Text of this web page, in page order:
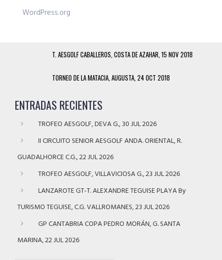
WordPress.org
T. AESGOLF CABALLEROS, COSTA DE AZAHAR, 15 NOV 2018
TORNEO DE LA MATACIA, AUGUSTA, 24 OCT 2018
ENTRADAS RECIENTES
TROFEO AESGOLF, DEVA G., 30 JUL 2026
II CIRCUITO SENIOR AESGOLF ANDA. ORIENTAL, R.
GUADALHORCE C.G., 22 JUL 2026
TROFEO AESGOLF, VILLAVICIOSA G., 23 JUL 2026
LANZAROTE GT-T. ALEXANDRE TEGUISE PLAYA By
TURISMO TEGUISE, C.G. VALLROMANES, 23 JUL 2026
GP CANTABRIA COPA PEDRO MORÁN, G. SANTA
MARINA, 22 JUL 2026